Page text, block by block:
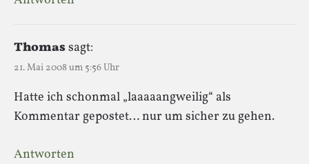
Thomassagt:
21. Mai 2008 um 5:56 Uhr
Hatte ich schonmal „laaaaangweilig“ als
Kommentar gepostet… nur um sicher zu gehen.
Antworten